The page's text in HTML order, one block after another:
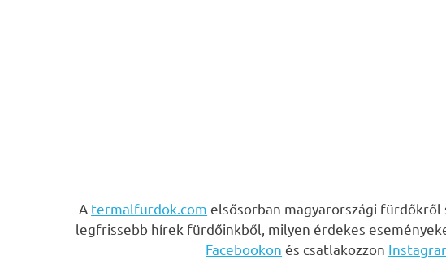
A termalfurdok.com elsősorban magyarországi
legfrissebb hírek fürdőinkből, milyen érdekes
Facebookon és csatlakozzon